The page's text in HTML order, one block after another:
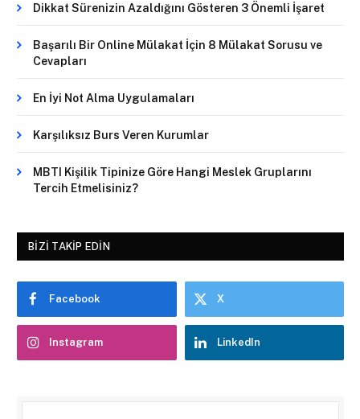
Dikkat Sürenizin Azaldığını Gösteren 3 Önemli İşaret
Başarılı Bir Online Mülakat İçin 8 Mülakat Sorusu ve
Cevapları
En İyi Not Alma Uygulamaları
Karşılıksız Burs Veren Kurumlar
MBTI Kişilik Tipinize Göre Hangi Meslek Gruplarını
Tercih Etmelisiniz?
BIZI TAKIP EDIN
Facebook X
Instagram LinkedIn